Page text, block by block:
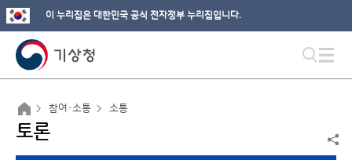
이 누리집은 대한민국 공식 전자정부 누리집입니다.
참여·소통 소통
토론